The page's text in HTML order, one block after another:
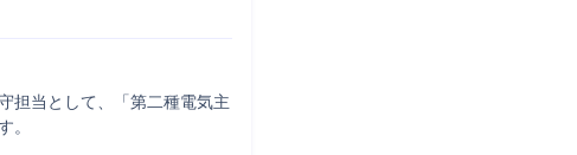
担当として、「第二種電気主
。